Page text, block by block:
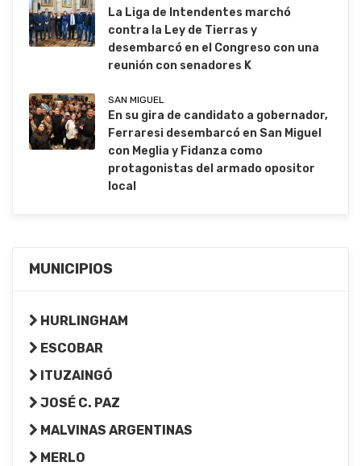
La Liga de Intendentes marchó
contra la Ley de Tierras y
desembarcó en el Congreso con una
reunión con senadores K
SAN MIGUEL
En su gira de candidato a gobernador,
Ferraresi desembarcó en San Miguel
con Meglia y Fidanza como
protagonistas del armado opositor
local
MUNICIPIOS
HURLINGHAM
ESCOBAR
ITUZAINGÓ
JOSÉ C. PAZ
MALVINAS ARGENTINAS
MERLO